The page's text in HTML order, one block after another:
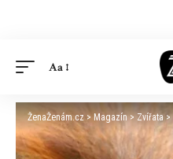
Aa
ŽenaŽenám.cz > Magazín> Zvířata >